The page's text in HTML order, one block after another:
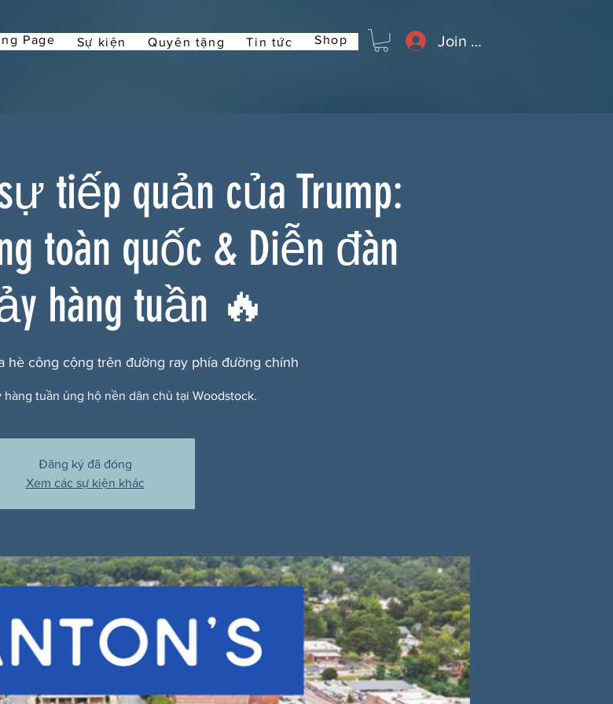
Page Sự kiện Quyên tặng Tin tức Shop Join or Log In
tiếp quản của Trump:
toàn quốc & Diễn đàn
hàng tuần 🔥
hè công cộng trên đường ray phía đường chính
hàng tuần ủng hộ nền dân chủ tại Woodstock.
Đăng ký đã đóng
Xem các sự kiện khác